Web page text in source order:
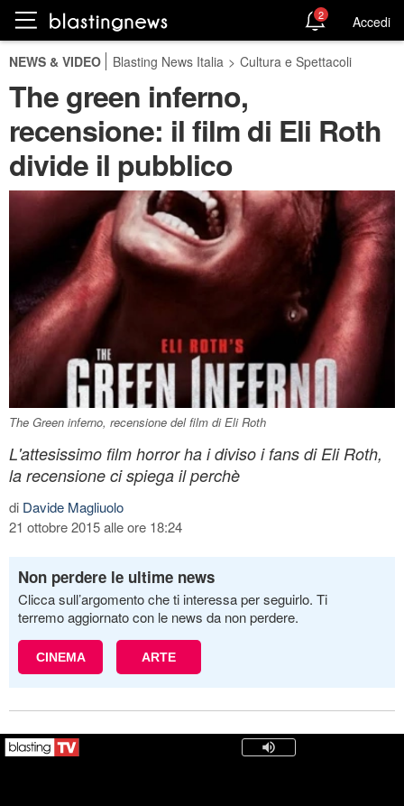
2 Accedi
NEWS & VIDEO Blasting News Italia > Cultura e Spettacoli
The green inferno,
recensione: il film di Eli Roth
divide il pubblico
The Green inferno, recensione del film di Eli Roth
L'attesissimo film horror ha i diviso i fans di Eli Roth,
la recensione ci spiega il perchè
di Davide Magliuolo
21 ottobre 2015 alle ore 18:24
Non perdere le ultime news
Clicca sull’argomento che ti interessa per seguirlo. Ti
terremo aggiornato con le news da non perdere.
CINEMA ARTE